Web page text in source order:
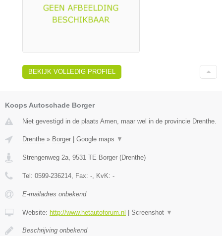
BEKIJK VOLLEDIG PROFIEL
Koops Autoschade Borger
Niet gevestigd in de plaats Amen, maar wel in de provincie Drenthe.
Drenthe » Borger | Google maps ▼
Strengenweg 2a 9531 TE Borger (Drenthe)
Tel: 0599-236214 , Fax: - , KvK: -
E-mailadres onbekend
Website: http://www.hetautoforum.nl | Screenshot ▼
Beschrijving onbekend